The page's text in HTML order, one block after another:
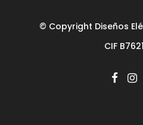
© Copyright Diseños
CIF